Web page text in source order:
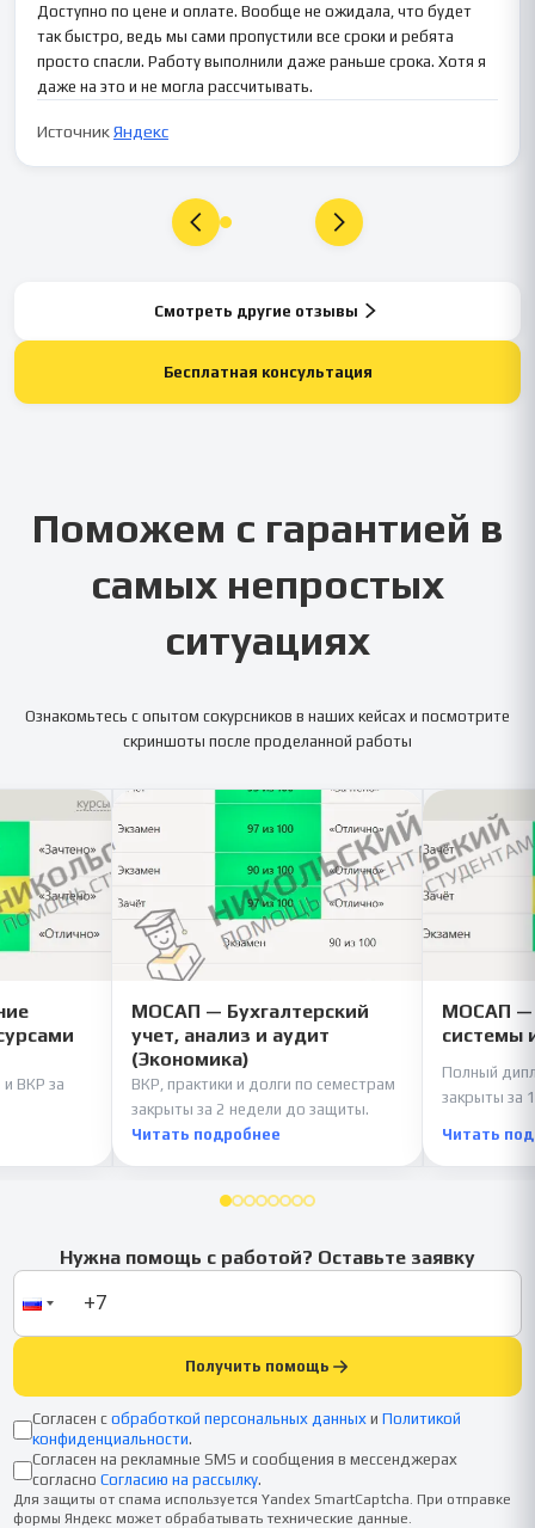
Доступно по цене и оплате. Вообще не ожидала, что будет
так быстро, ведь мы сами пропустили все сроки и ребята
просто спасли. Работу выполнили даже раньше срока. Хотя я
даже на это и не могла рассчитывать.
ИсточникЯндекс
Смотреть другие отзывы
Бесплатная консультация
Поможем с гарантией в
самых непростых
ситуациях
Ознакомьтесь с опытом сокурсников в наших кейсах и посмотрите
скриншоты после проделанной работы
и ВКР за
МОСАП — Бухгалтерский
учет, анализ и аудит
(Экономика)
ВКР, практики и долги по семестрам
закрыты за 2 недели до защиты.
Читать подробнее
МОСАП —
системы
Полный
закрыты за
Читать
Нужна помощь с работой? Оставьте заявку
Получить помощь
Согласен с обработкой персональных данных и Политикой
конфиденциальности.
Согласен на рекламные SMS и сообщения в мессенджерах
согласно Согласию на рассылку.
Для защиты от спама используется Yandex SmartCaptcha. При отправке
формы Яндекс может обрабатывать технические данные.